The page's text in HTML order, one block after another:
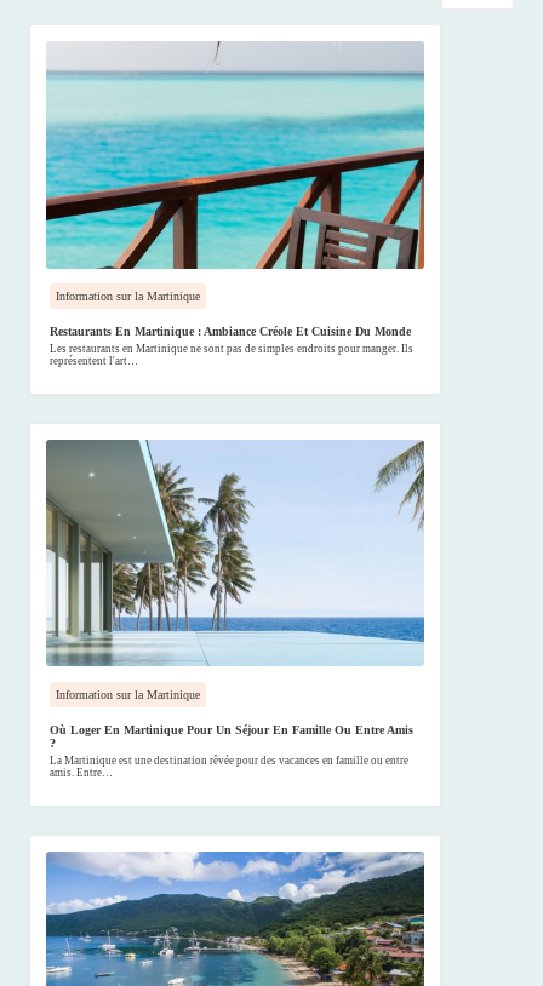
Information sur la Martinique
Restaurants En Martinique : Ambiance Créole Et Cuisine Du Monde
Les restaurants en Martinique ne sont pas de simples endroits pour manger. Ils
représentent l'art…
Information sur la Martinique
Où Loger En Martinique Pour Un Séjour En Famille Ou Entre Amis
?
La Martinique est une destination rêvée pour des vacances en famille ou entre
amis. Entre…